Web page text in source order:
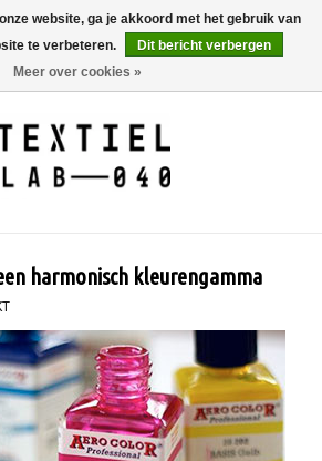
0 Artikelen - €0,00
harmonisch kleurengamma
website, ga je akkoord met het gebruik van
te verbeteren.
Dit bericht verbergen
Meer over cookies »